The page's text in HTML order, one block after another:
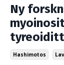
Ny
tyreoiditt
Hashimotos